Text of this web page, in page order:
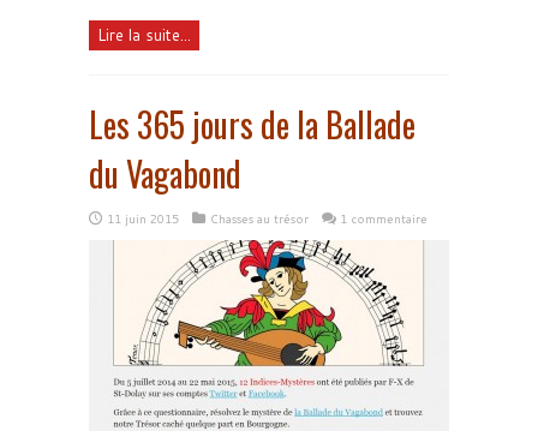
Lire la suite...
Les 365 jours de la Ballade
du Vagabond
11 juin 2015 Chasses au trésor 1 commentaire